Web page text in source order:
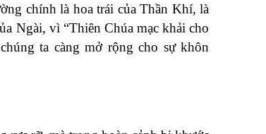
chính là hoa trái của Thần Khí, là
Ngài, vì “Thiên Chúa mạc khải cho
ta càng mở rộng cho sự khôn